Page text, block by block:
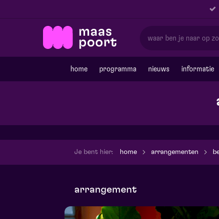
home programma nieuws informatie
Je bent hier: home arrangementen
arrangement